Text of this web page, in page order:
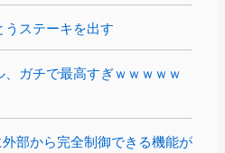
うステーキを出す
、ガチで最高すぎｗｗｗｗｗ
部から完全制御できる機能が